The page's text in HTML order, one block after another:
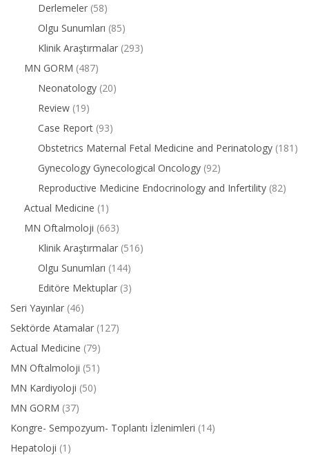
Derlemeler (58)
Olgu Sunumları (85)
Klinik Araştırmalar (293)
MN GORM (487)
Neonatology (20)
Review (19)
Case Report (93)
Obstetrics Maternal Fetal Medicine and Perinatology (181)
Gynecology Gynecological Oncology (92)
Reproductive Medicine Endocrinology and Infertility (82)
Actual Medicine (1)
MN Oftalmoloji (663)
Klinik Araştırmalar (516)
Olgu Sunumları (144)
Editöre Mektuplar (3)
Seri Yayınlar (46)
Sektörde Atamalar (127)
Actual Medicine (79)
MN Oftalmoloji (51)
MN Kardiyoloji (50)
MN GORM (37)
Kongre- Sempozyum- Toplantı İzlenimleri (14)
Hepatoloji (1)